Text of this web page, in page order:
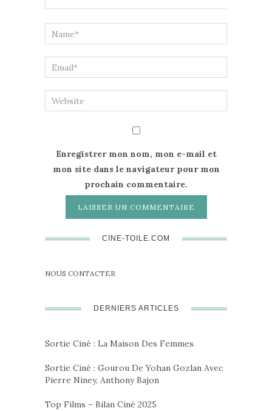
Enregistrer mon nom, mon e-mail et
mon site dans le navigateur pour mon
prochain commentaire.
CINE-TOILE.COM
NOUS CONTACTER
DERNIERS ARTICLES
Sortie Ciné : La Maison Des Femmes
Sortie Ciné : Gourou De Yohan Gozlan Avec
Pierre Niney, Anthony Bajon
Top Films – Bilan Ciné 2025